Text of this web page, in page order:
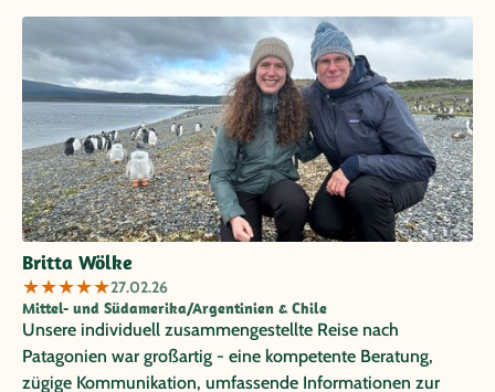
pünktlich und zuverlässig. Besonders erwähnen möchten
wir die ausgezeichneten Stadtführungen in Valparaiso mit
Camilo Pereda und in Buenos Aires mit Bruna Monserrat.
Es gab unzählig viele schöne Höhepunkte auf dieser Reise,
einzigartige Landschaften, lebendige Städte, schöne und
immer zentral gelegene Hotels und natürlich viele
freundliche Menschen! Vielen Dank für die perfekte
Organisation! Carmen-Regina und Egbert Brodengeier
Britta Wölke
★★★★★27.02.26
Mittel- und Südamerika/Argentinien & Chile
Unsere individuell zusammengestellte Reise nach
Patagonien war großartig - eine kompetente Beratung,
zügige Kommunikation, umfassende Informationen zur